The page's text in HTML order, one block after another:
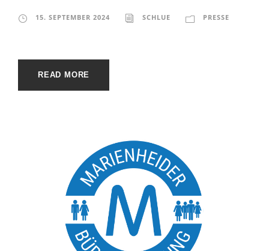
15. SEPTEMBER 2024 SCHLUE PRESSE
READ MORE